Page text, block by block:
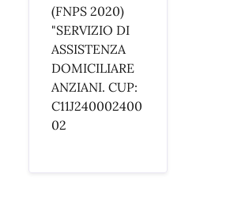
(FNPS 2020)
"SERVIZIO DI
ASSISTENZA
DOMICILIARE
ANZIANI. CUP:
C11J240002400
02